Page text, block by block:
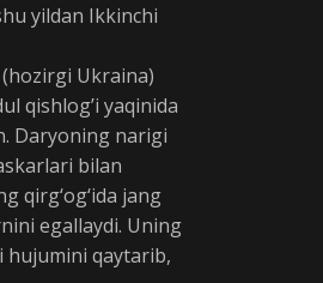
yildan Ikkinchi
Ukraina)
qishlog’i yaqinida
Daryoning narigi
bilan
qirg‘og‘ida jang
egallaydi. Uning
hujumini qaytarib,